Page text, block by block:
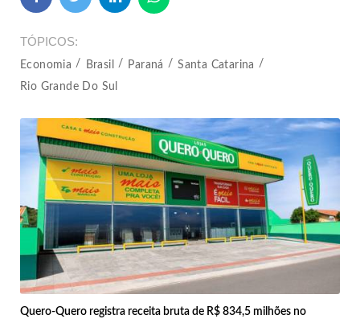
TÓPICOS
Economia Brasil Paraná
Santa Catarina
Rio Grande Do Sul
Quero-Quero registra receita bruta de R$ 834,5 milhões no